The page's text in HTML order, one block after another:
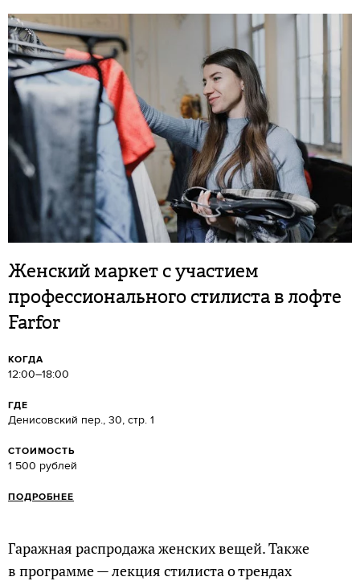
Женский маркет с участием
профессионального стилиста в лофте
Farfor
КОГДА
12:00–18:00
ГДЕ
Денисовский пер., 30, стр. 1
СТОИМОСТЬ
1 500 рублей
ПОДРОБНЕЕ
Гаражная распродажа женских вещей. Также
в программе — лекция стилиста о трендах